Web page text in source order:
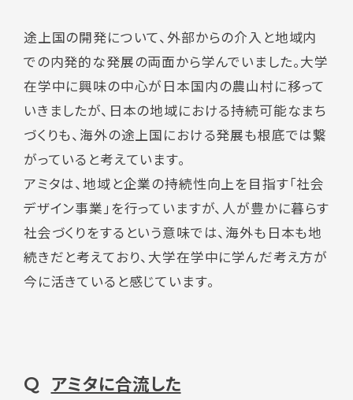
途上国の開発について、外部からの介入と地域内
での内発的な発展の両面から学んでいました。大学
在学中に興味の中心が日本国内の農山村に移って
いきましたが、日本の地域における持続可能なまち
づくりも、海外の途上国における発展も根底では繋
がっていると考えています。
アミタは、地域と企業の持続性向上を目指す「社会
デザイン事業」を行っていますが、人が豊かに暮らす
社会づくりをするという意味では、海外も日本も地
続きだと考えており、大学在学中に学んだ考え方が
今に活きていると感じています。
Q アミタに合流した